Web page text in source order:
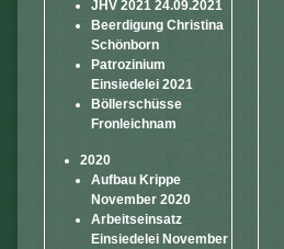
JHV 2021 24.09.2021
Beerdigung Christina
Schönborn
Patrozinium
Einsiedelei 2021
Böllerschüsse
Fronleichnam
2020
Aufbau Krippe
November 2020
Arbeitseinsatz
Einsiedelei November